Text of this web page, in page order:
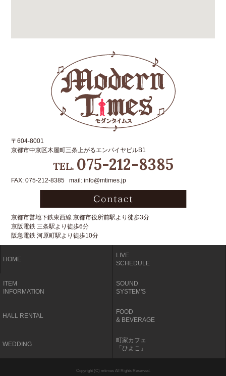
〒604-8001
京都市中京区木屋町三条上がるエンパイヤビルB1
TEL. 075-212-8385
FAX: 075-212-8385 mail: info@mtimes.jp
京都市営地下鉄東西線 京都市役所前駅より徒歩3分
京阪電鉄 三条駅より徒歩6分
阪急電鉄 河原町駅より徒歩10分
HOME
LIVE
SCHEDULE
ITEM
INFORMATION
SOUND
SYSTEM'S
HALL RENTAL
FOOD
& BEVERAGE
WEDDING
町家カフェ
「ひよこ」
Copyright (C) mtimes All Rights Reserved.